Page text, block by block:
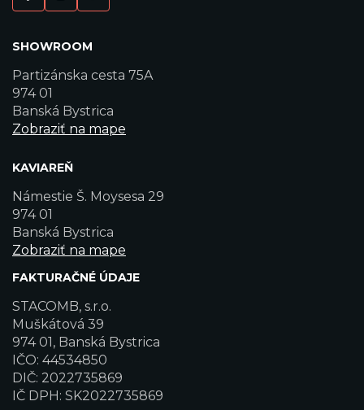
SHOWROOM
Partizánska cesta 75A
974 01
Banská Bystrica
Zobraziť na mape
KAVIAREŇ
Námestie Š. Moysesa 29
974 01
Banská Bystrica
Zobraziť na mape
FAKTURAČNÉ ÚDAJE
STACOMB, s.r.o.
Muškátová 39
974 01, Banská Bystrica
IČO: 44534850
DIČ: 2022735869
IČ DPH: SK2022735869